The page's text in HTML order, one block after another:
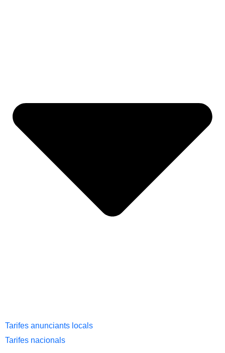
Tarifes anunciants locals
Tarifes nacionals